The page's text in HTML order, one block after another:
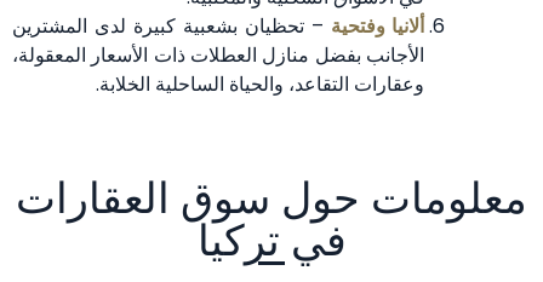
ألانيا وفتحية – تحظيان بشعبية كبيرة لدى المشترين
الأجانب بفضل منازل العطلات ذات الأسعار المعقولة،
وعقارات التقاعد، والحياة الساحلية الخلابة.
معلومات حول سوق العقارات
في تركيا